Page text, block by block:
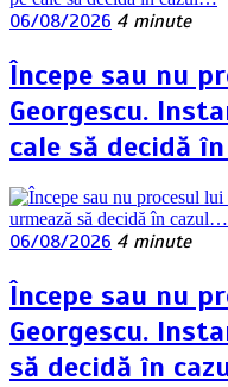
06/08/2026 4 minute
Începe sau nu
Georgescu.
cale să decidă
06/08/2026 4 minute
Începe sau nu
Georgescu.
să decidă în